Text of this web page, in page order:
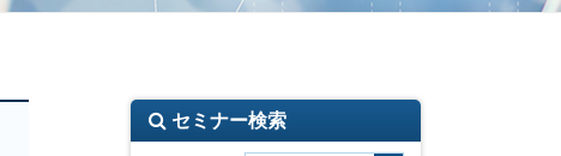
セミナー検索